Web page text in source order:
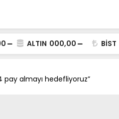
ALTIN 000,00 BİST
pay almayı hedefliyoruz”